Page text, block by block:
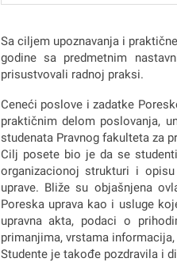
Sa ciljem upoznavanja i
godine sa predmetnim
prisustvovali radnoj praksi.
Ceneći poslove i zadatke
praktičnim delom poslovanja,
studenata Pravnog fakulteta za
Cilj posete bio je da se
organizacionoj strukturi i
uprave. Bliže su objašnjena
Poreska uprava kao i usluge
upravna akta, podaci o
primanjima, vrstama
Studente je takođe pozdravila i